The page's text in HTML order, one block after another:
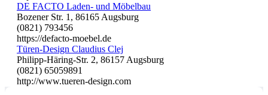
DE FACTO Laden- und Möbelbau
Bozener Str. 1, 86165 Augsburg
(0821) 793456
https://defacto-moebel.de
Türen-Design Claudius Clej
Philipp-Häring-Str. 2, 86157 Augsburg
(0821) 65059891
http://www.tueren-design.com